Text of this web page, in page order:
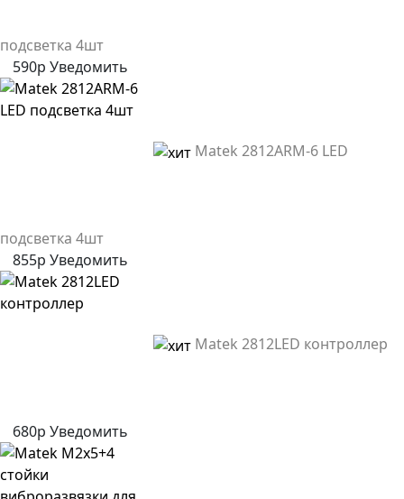
подсветка 4шт
590р Уведомить
Matek 2812ARM-6 LED
подсветка 4шт
855р Уведомить
Matek 2812LED контроллер
680р Уведомить